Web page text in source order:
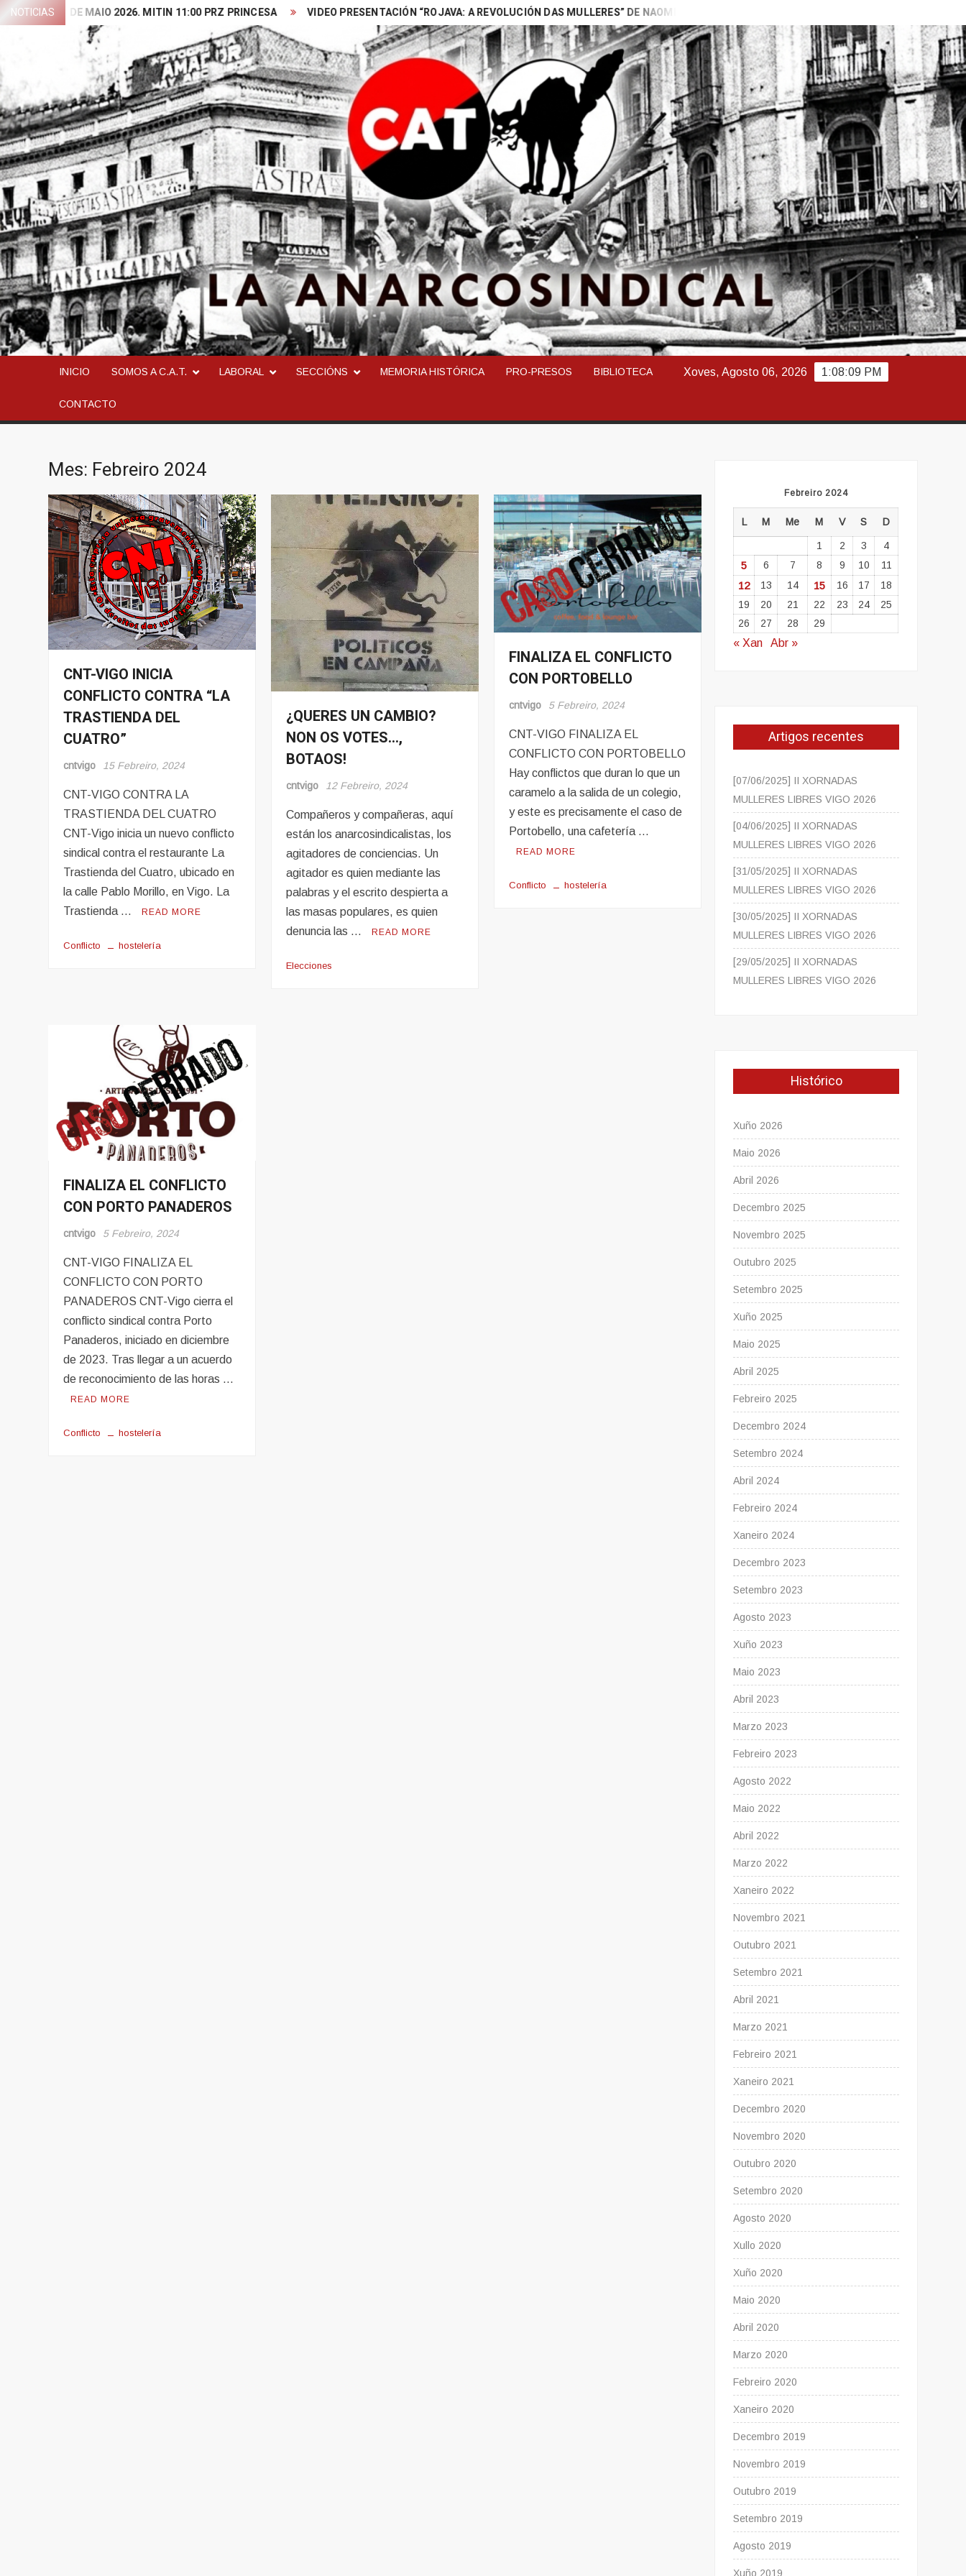
Skip
to
NOTICIAS
1 DE MAIO 2026. MITIN 11:00 PRZ PRINCESA VIDEO PRESENTACIÓN “ROJAVA: A REVOLUCIÓN DAS MULLERES” DE NAOMI (BARAN GALIZA)
Search
CONFEDERACION ANARCOSINDICAL DEL TRABAJO
INICIO SOMOS A C.A.T. LABORAL SECCIÓNS MEMORIA HISTÓRICA PRO-PRESOS BIBLIOTECA
CONTACTO
1:08:10 PM
Xoves, Agosto 06, 2026
Mes: Febreiro 2024
Conflito
Hosteleria
CNT-VIGO INICIA
CONFLICTO CONTRA “LA
TRASTIENDA DEL
CUATRO”
cntvigo 15 Febreiro, 2024
CNT-VIGO CONTRA LA
TRASTIENDA DEL CUATRO
CNT-Vigo inicia un nuevo conflicto
sindical contra el restaurante La
Trastienda del Cuatro, ubicado en
la calle Pablo Morillo, en Vigo. La
Trastienda …
READ MORE
Conflicto hostelería
Eventos
Noticias
¿QUERES UN CAMBIO?
NON OS VOTES…,
BOTAOS!
cntvigo 12 Febreiro, 2024
Compañeros y compañeras, aquí
están los anarcosindicalistas, los
agitadores de conciencias. Un
agitador es quien mediante las
palabras y el escrito despierta a
las masas populares, es quien
denuncia las …
READ MORE
Elecciones
Conflito
Hosteleria
FINALIZA EL CONFLICTO
CON PORTOBELLO
cntvigo 5 Febreiro, 2024
CNT-VIGO FINALIZA EL
CONFLICTO CON PORTOBELLO
Hay conflictos que duran lo que un
caramelo a la salida de un colegio,
y este es precisamente el caso de
Portobello, una cafetería …
READ MORE
Conflicto hostelería
Conflito
Hosteleria
FINALIZA EL CONFLICTO
CON PORTO PANADEROS
cntvigo 5 Febreiro, 2024
CNT-VIGO FINALIZA EL
CONFLICTO CON PORTO
PANADEROS CNT-Vigo cierra el
conflicto sindical contra Porto
Panaderos, iniciado en diciembre
de 2023. Tras llegar a un acuerdo
de reconocimiento de las horas …
READ MORE
Conflicto hostelería
Febreiro 2024
L M Me M V S D
1 2 3 4
5 6 7 8 9 10 11
12 13 14 15 16 17
18
19
20 21 22 23 24
25
26
27 28 29
« Xan Abr »
Artigos recentes
[07/06/2025] II XORNADAS
MULLERES LIBRES VIGO 2026
[04/06/2025] II XORNADAS
MULLERES LIBRES VIGO 2026
[31/05/2025] II XORNADAS
MULLERES LIBRES VIGO 2026
[30/05/2025] II XORNADAS
MULLERES LIBRES VIGO 2026
[29/05/2025] II XORNADAS
MULLERES LIBRES VIGO 2026
Histórico
Xuño 2026
Maio 2026
Abril 2026
Decembro 2025
Novembro 2025
Outubro 2025
Setembro 2025
Xuño 2025
Maio 2025
Abril 2025
Febreiro 2025
Decembro 2024
Setembro 2024
Abril 2024
Febreiro 2024
Xaneiro 2024
Decembro 2023
Setembro 2023
Agosto 2023
Xuño 2023
Maio 2023
Abril 2023
Marzo 2023
Febreiro 2023
Agosto 2022
Maio 2022
Abril 2022
Marzo 2022
Xaneiro 2022
Novembro 2021
Outubro 2021
Setembro 2021
Abril 2021
Marzo 2021
Febreiro 2021
Xaneiro 2021
Decembro 2020
Novembro 2020
Outubro 2020
Setembro 2020
Agosto 2020
Xullo 2020
Xuño 2020
Maio 2020
Abril 2020
Marzo 2020
Febreiro 2020
Xaneiro 2020
Decembro 2019
Novembro 2019
Outubro 2019
Setembro 2019
Agosto 2019
Xuño 2019